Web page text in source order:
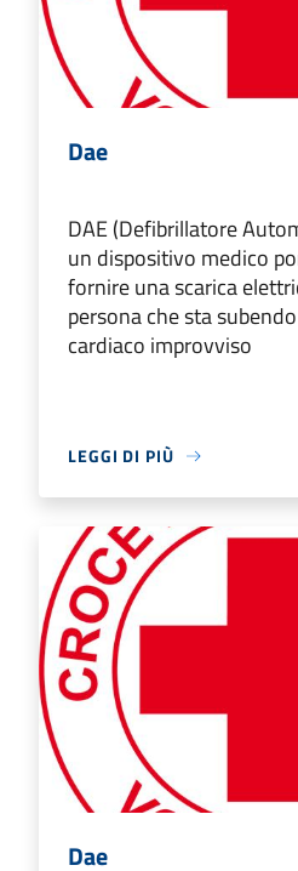
Dae
DAE (Defibrillatore
un dispositivo medico
fornire una scarica
persona che sta
cardiaco improvviso
LEGGI DI PIÙ
Dae